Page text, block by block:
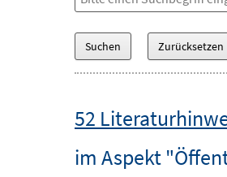
52
im Aspekt